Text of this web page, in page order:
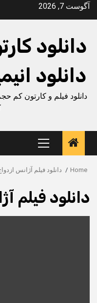
Skipآگوست 7, 2026
دانلود
دانلود
دانلود فیلم و کارتون کم
Primary
Menu
Home دانلود فیلم آژانس
دانلود فیلم